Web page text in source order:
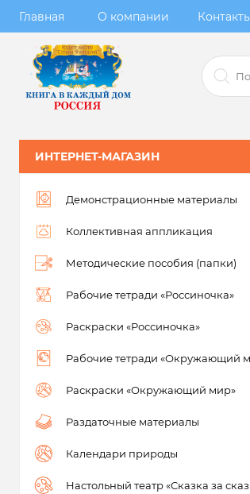
Главная О компании
ИНТЕРНЕТ-МАГАЗИН
Демонстрационные материалы
Коллективная аппликация
Методические пособия (папки)
Рабочие тетради «Россиночка»
Раскраски «Россиночка»
Рабочие тетради «Окружающий
Раскраски «Окружающий мир»
Раздаточные материалы
Календари природы
Настольный театр «Сказка за